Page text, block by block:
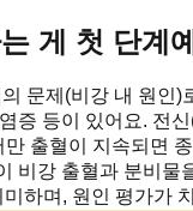
게 첫 단계
문제(비강 내 원
증 등이 있어요. 전
출혈이 지속되면
비강 출혈과 분비물
하며, 원인 평가가